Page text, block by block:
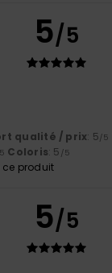
5/5
qualité / prix: 5/5
Coloris: 5 /5
produit
5/5